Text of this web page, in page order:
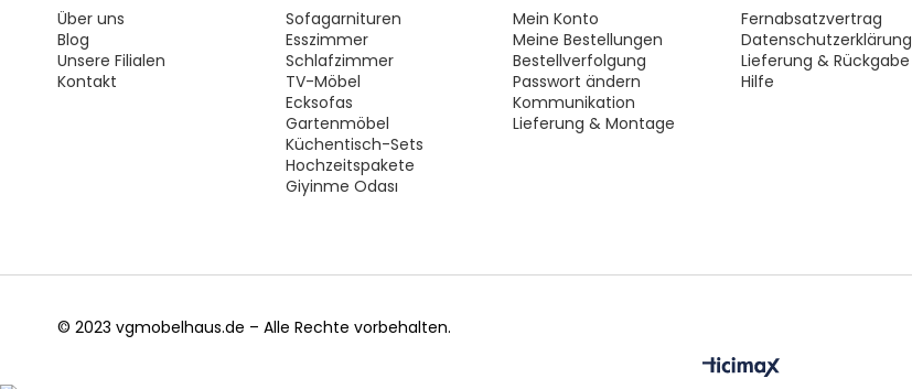
Über uns
Blog
Unsere Filialen
Kontakt
Sofagarnituren
Esszimmer
Schlafzimmer
TV-Möbel
Ecksofas
Gartenmöbel
Küchentisch-Sets
Hochzeitspakete
Giyinme Odası
Mein Konto
Meine Bestellungen
Bestellverfolgung
Passwort ändern
Kommunikation
Lieferung & Montage
Fernabsatzvertrag
Datenschutzerklärung
Lieferung & Rückgabe
Hilfe
© 2023 vgmobelhaus.de – Alle Rechte vorbehalten.